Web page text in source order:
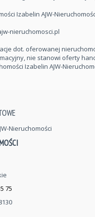
Izabelin AJW-
nieruchomosci.pl
dot. oferowanej
nie stanowi oferty
Izabelin AJW-
75